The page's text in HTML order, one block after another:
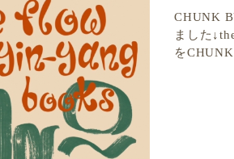
CHUNK
ました
を